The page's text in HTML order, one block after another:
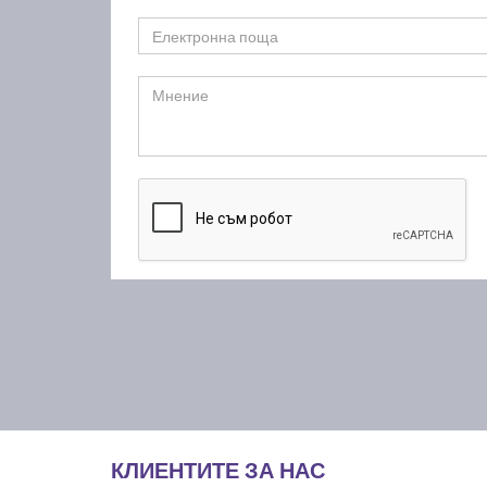
КЛИЕНТИТЕ ЗА НАС